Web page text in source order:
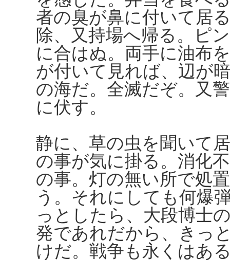
者の臭が鼻に付いて居
除、又持場へ帰る。ピ
に合はぬ。両手に油布
が付いて見れば、辺が
の海だ。全滅だぞ。又
に伏す。
静に、草の虫を聞いて
の事が気に掛る。消化
の事。灯の無い所で処
う。それにしても何爆
っとしたら、大段博士
発であれだから、きっ
けだ。戦争も永くはあ